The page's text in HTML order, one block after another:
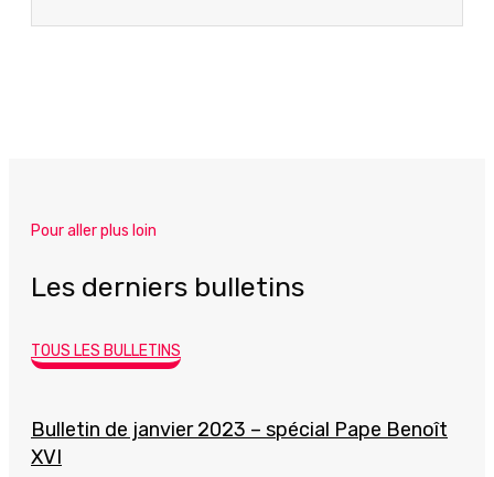
Pour aller plus loin
Les derniers bulletins
TOUS LES BULLETINS
Bulletin de janvier 2023 – spécial Pape Benoît
XVI